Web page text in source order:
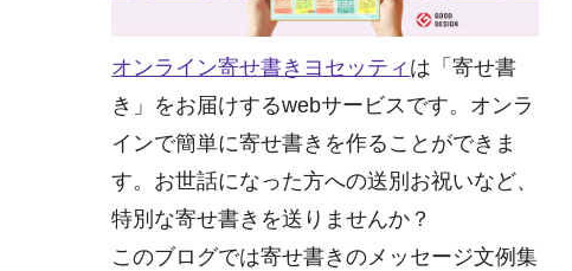
オンライン寄せ書きヨセッティ は「寄せ書
き」をお届けするwebサービスです。オンラ
インで簡単に寄せ書きを作ることができま
す。お世話になった方への送別お祝いなど、
特別な寄せ書きを送りませんか？
このブログでは寄せ書きのメッセージ文例集